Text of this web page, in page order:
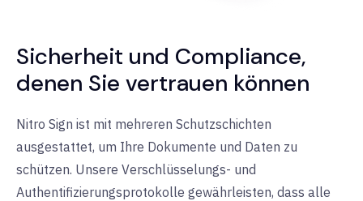
Sicherheit und Compliance,
denen Sie vertrauen können
Nitro Sign ist mit mehreren Schutzschichten
ausgestattet, um Ihre Dokumente und Daten zu
schützen. Unsere Verschlüsselungs- und
Authentifizierungsprotokolle gewährleisten, dass alle